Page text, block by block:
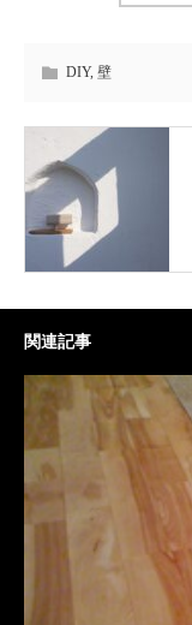
DIY, 壁
関連記事